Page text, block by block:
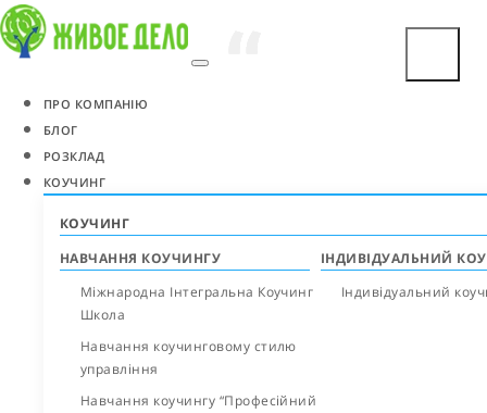
ПРО КОМПАНІЮ
БЛОГ
РОЗКЛАД
КОУЧИНГ
КОУЧИНГ
НАВЧАННЯ КОУЧИНГУ
Міжнародна Інтегральна Коучинг
Школа
Навчання коучинговому стилю
управління
Навчання коучингу “Професійний
ІНДИВІДУАЛЬНИЙ
Індивідуальний